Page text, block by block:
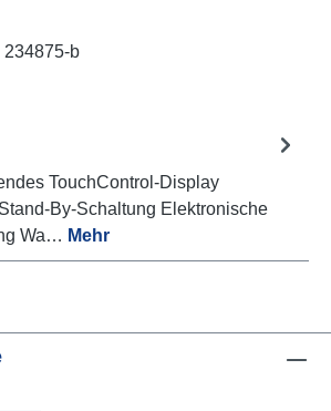
234875-b
TouchControl-Display
By-Schaltung Elektronische
Wa… Mehr